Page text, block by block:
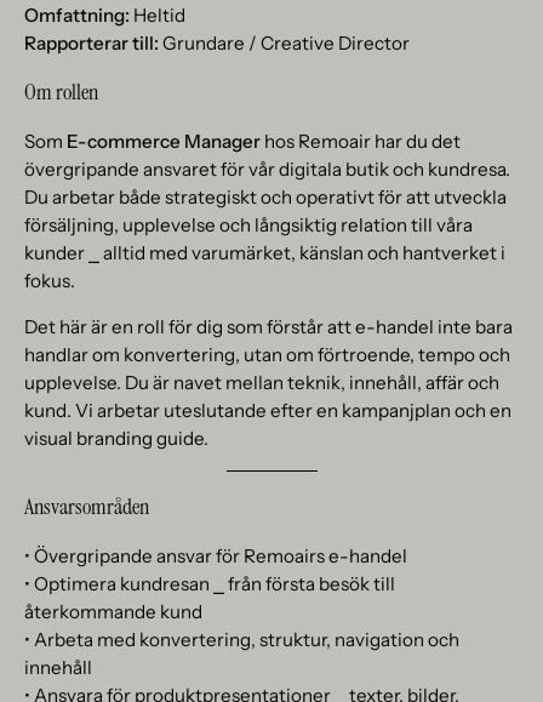
Omfattning: Heltid
Rapporterar till: Grundare / Creative Director
Om rollen
Som E-commerce Manager hos Remoair har du det
övergripande ansvaret för vår digitala butik och kundresa.
Du arbetar både strategiskt och operativt för att utveckla
försäljning, upplevelse och långsiktig relation till våra
kunder ⎯ alltid med varumärket, känslan och hantverket i
fokus.
Det här är en roll för dig som förstår att e-handel inte bara
handlar om konvertering, utan om förtroende, tempo och
upplevelse. Du är navet mellan teknik, innehåll, affär och
kund. Vi arbetar uteslutande efter en kampanjplan och en
visual branding guide.
Ansvarsområden
• Övergripande ansvar för Remoairs e-handel
• Optimera kundresan ⎯ från första besök till
återkommande kund
• Arbeta med konvertering, struktur, navigation och
innehåll
• Ansvara för produktpresentationer ⎯ texter, bilder,